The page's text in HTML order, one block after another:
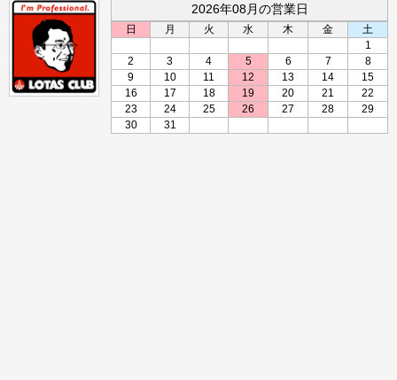
2026年08月の営業日
日 月 火 水 木 金
土
1
2
3 4 5 6 7
8
9
10 11 12 13 14
15
16
17 18 19 20 21
22
23
24 25 26 27 28
29
30
31